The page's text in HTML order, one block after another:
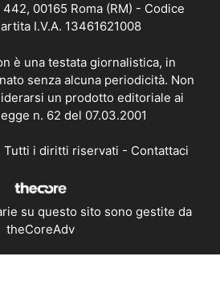
442, 00165 Roma (RM) - Codice
I.V.A. 13461621008
è una testata giornalistica, in
senza alcuna periodicità. Non
un prodotto editoriale ai
n. 62 del 07.03.2001
i diritti riservati - Contattaci
su questo sito sono gestite da
theCoreAdv